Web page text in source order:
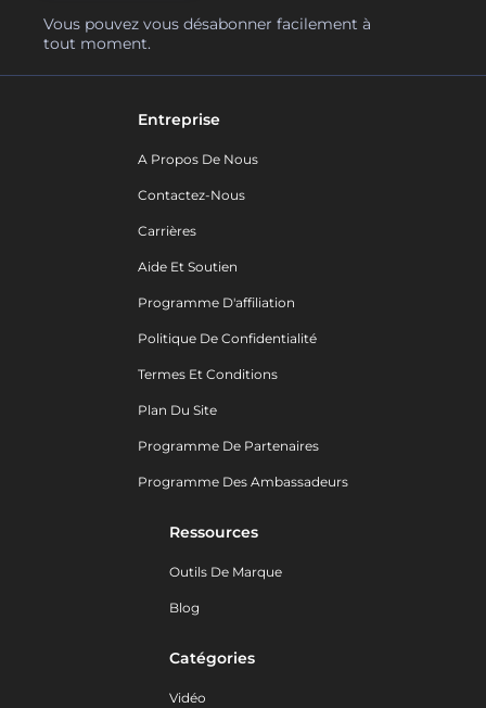
Vous pouvez vous désabonner facilement à
tout moment.
Entreprise
A Propos De Nous
Contactez-Nous
Carrières
Aide Et Soutien
Programme D'affiliation
Politique De Confidentialité
Termes Et Conditions
Plan Du Site
Programme De Partenaires
Programme Des Ambassadeurs
Ressources
Outils De Marque
Blog
Catégories
Vidéo